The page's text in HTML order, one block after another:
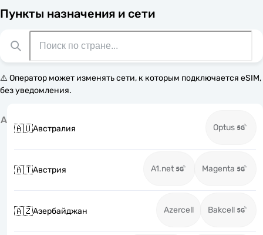
Пункты назначения и сети
⚠️ Оператор может изменять сети, к которым подключается eSIM,
без уведомления.
А
🇦🇺Австралия Optus
🇦🇹Австрия A1.net Magenta
🇦🇿Азербайджан Azercell Bakcell